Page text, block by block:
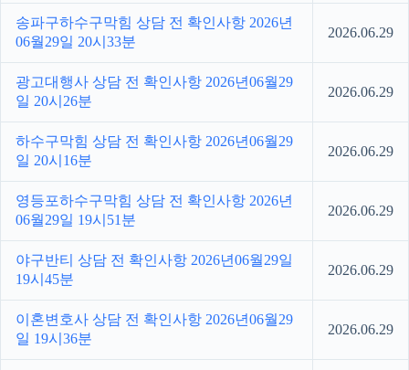
송파구하수구막힘 상담 전 확인사항 2026년
06월29일 20시33분
2026.06.29
광고대행사 상담 전 확인사항 2026년06월29
일 20시26분
2026.06.29
하수구막힘 상담 전 확인사항 2026년06월29
일 20시16분
2026.06.29
영등포하수구막힘 상담 전 확인사항 2026년
06월29일 19시51분
2026.06.29
야구반티 상담 전 확인사항 2026년06월29일
19시45분
2026.06.29
이혼변호사 상담 전 확인사항 2026년06월29
일 19시36분
2026.06.29